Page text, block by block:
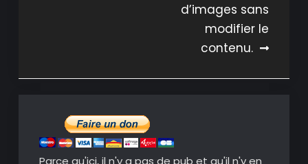
d’images sans
modifier le
contenu.
Parce qu'ici, il n'y a pas de pub et qu'il n'y en